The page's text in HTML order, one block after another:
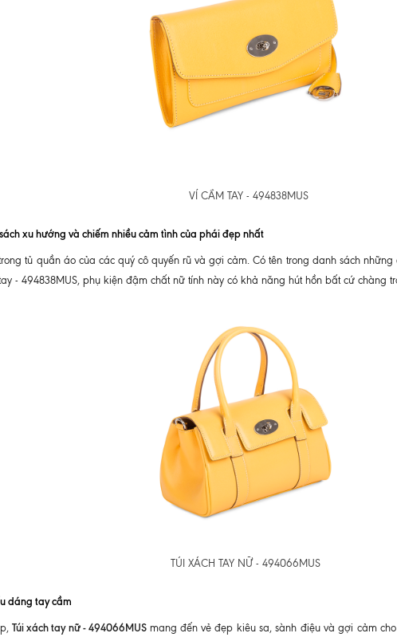
VÍ CẦM TAY - 494838MUS
xu hướng và chiếm nhiều cảm tình của phái đẹp nhất
tủ quần áo của các quý cô quyến rũ và gợi cảm. Có tên trong danh sách
- 494838MUS, phụ kiện đậm chất nữ tính này có khả năng hút hồn bất cứ chàng
TÚI XÁCH TAY NỮ - 494066MUS
dáng tay cầm
Túi xách tay nữ - 494066MUS mang đến vẻ đẹp kiêu sa, sành điệu và gợi cảm